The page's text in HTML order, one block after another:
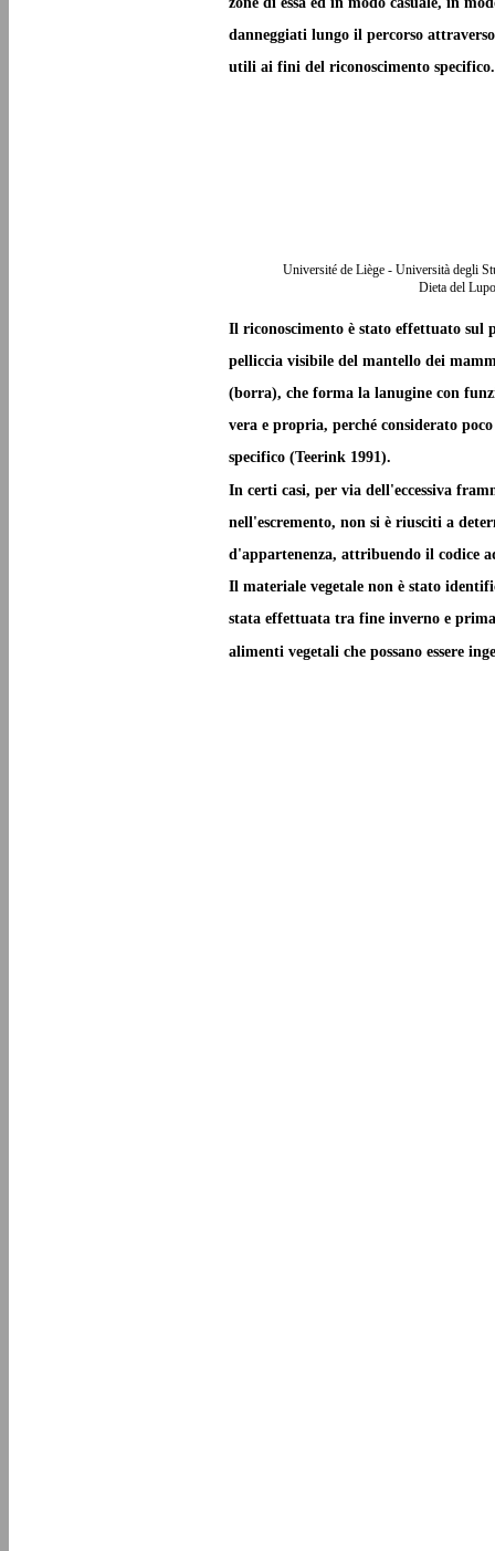
danneggiati lungo il percorso
utili ai fini del riconoscimento specifico.
Université de Liège - Università degli
Dieta del
Il riconoscimento è stato effettuato sul
pelliccia visibile del mantello dei
(borra), che forma la lanugine con
vera e propria, perché considerato
specifico (Teerink 1991).
In certi casi, per via dell'eccessiva
nell'escremento, non si è riusciti a
d'appartenenza, attribuendo il codice
Il materiale vegetale non è stato
stata effettuata tra fine inverno e
alimenti vegetali che possano essere